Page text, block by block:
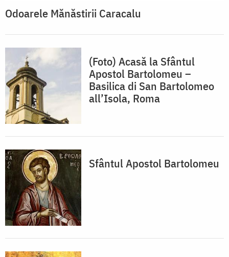
Odoarele Mănăstirii Caracalu
(Foto) Acasă la Sfântul
Apostol Bartolomeu –
Basilica di San Bartolomeo
all’Isola, Roma
Sfântul Apostol Bartolomeu